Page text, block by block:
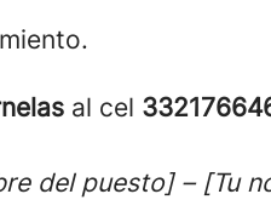
al cel
del puesto] – [Tu